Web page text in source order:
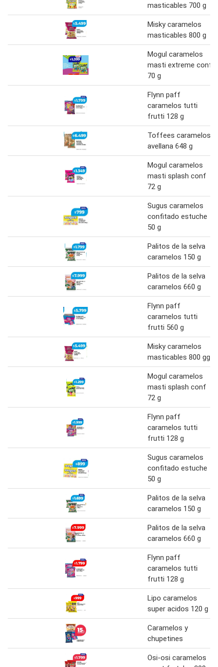
masticables 700 g
Misky caramelos
masticables 800 g
Mogul caramelos
masti extreme conf
70 g
Flynn paff
caramelos tutti
frutti 128 g
Toffees caramelos
avellana 648 g
Mogul caramelos
masti splash conf
72 g
Sugus caramelos
confitado estuche
50 g
Palitos de la selva
caramelos 150 g
Palitos de la selva
caramelos 660 g
Flynn paff
caramelos tutti
frutti 560 g
Misky caramelos
masticables 800 gg
Mogul caramelos
masti splash conf
72 g
Flynn paff
caramelos tutti
frutti 128 g
Sugus caramelos
confitado estuche
50 g
Palitos de la selva
caramelos 150 g
Palitos de la selva
caramelos 660 g
Flynn paff
caramelos tutti
frutti 128 g
Lipo caramelos
super acidos 120 g
Caramelos y
chupetines
Osi-osi caramelos